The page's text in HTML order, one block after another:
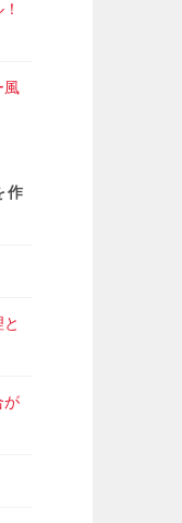
風
作
が